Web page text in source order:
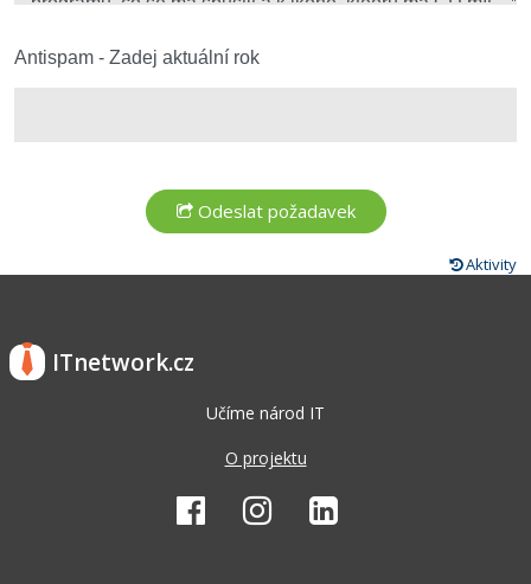
Antispam - Zadej aktuální rok
Aktivity
ITnetwork.cz
Učíme národ IT
O projektu